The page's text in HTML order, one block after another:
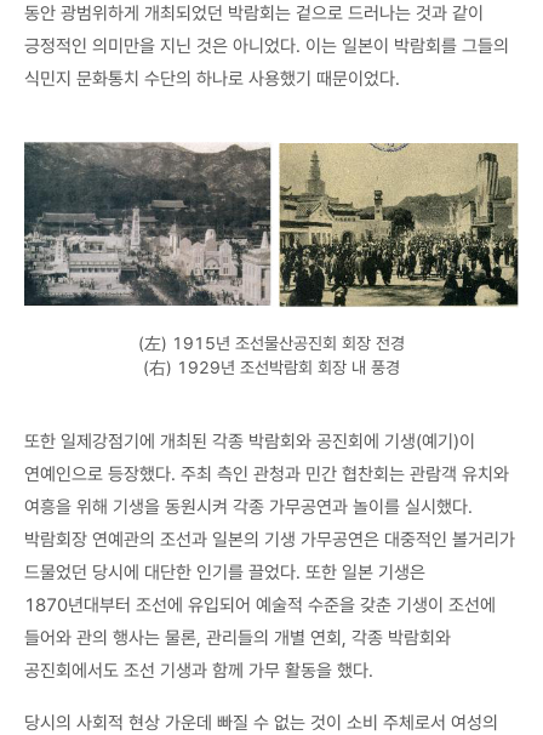
동안 광범위하게 개최되었던 박람회는 겉으로 드러나는 것과 같이
긍정적인 의미만을 지닌 것은 아니었다. 이는 일본이 박람회를 그들의
식민지 문화통치 수단의 하나로 사용했기 때문이었다.
(左) 1915년 조선물산공진회 회장 전경
(右) 1929년 조선박람회 회장 내 풍경
또한 일제강점기에 개최된 각종 박람회와 공진회에 기생(예기)이
연예인으로 등장했다. 주최 측인 관청과 민간 협찬회는 관람객 유치와
여흥을 위해 기생을 동원시켜 각종 가무공연과 놀이를 실시했다.
박람회장 연예관의 조선과 일본의 기생 가무공연은 대중적인 볼거리가
드물었던 당시에 대단한 인기를 끌었다. 또한 일본 기생은
1870년대부터 조선에 유입되어 예술적 수준을 갖춘 기생이 조선에
들어와 관의 행사는 물론, 관리들의 개별 연회, 각종 박람회와
공진회에서도 조선 기생과 함께 가무 활동을 했다.
당시의 사회적 현상 가운데 빠질 수 없는 것이 소비 주체로서 여성의